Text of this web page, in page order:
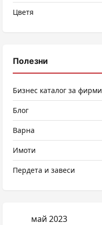
Цветя
Полезни
Бизнес каталог за фирми
Блог
Варна
Имоти
Пердета и завеси
май 2023